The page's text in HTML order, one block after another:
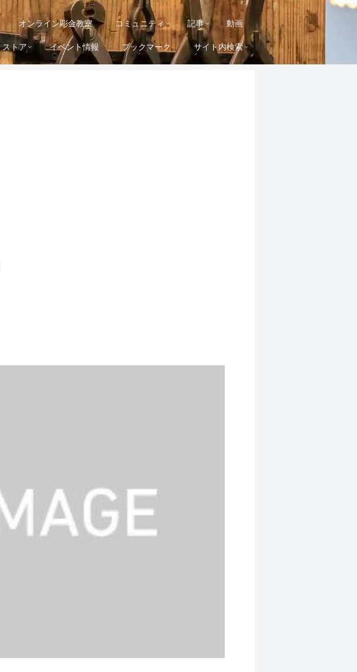
オンライン彫金教室 コミュニティ 記事 動画
ストア イベント情報 ブックマーク サイト内検索